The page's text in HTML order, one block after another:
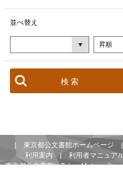
並べ替え
| 東京都公文書館ホームページ
利用案内 | 利用者マニュア
東京都公文書館 Tokyo Metropolitan